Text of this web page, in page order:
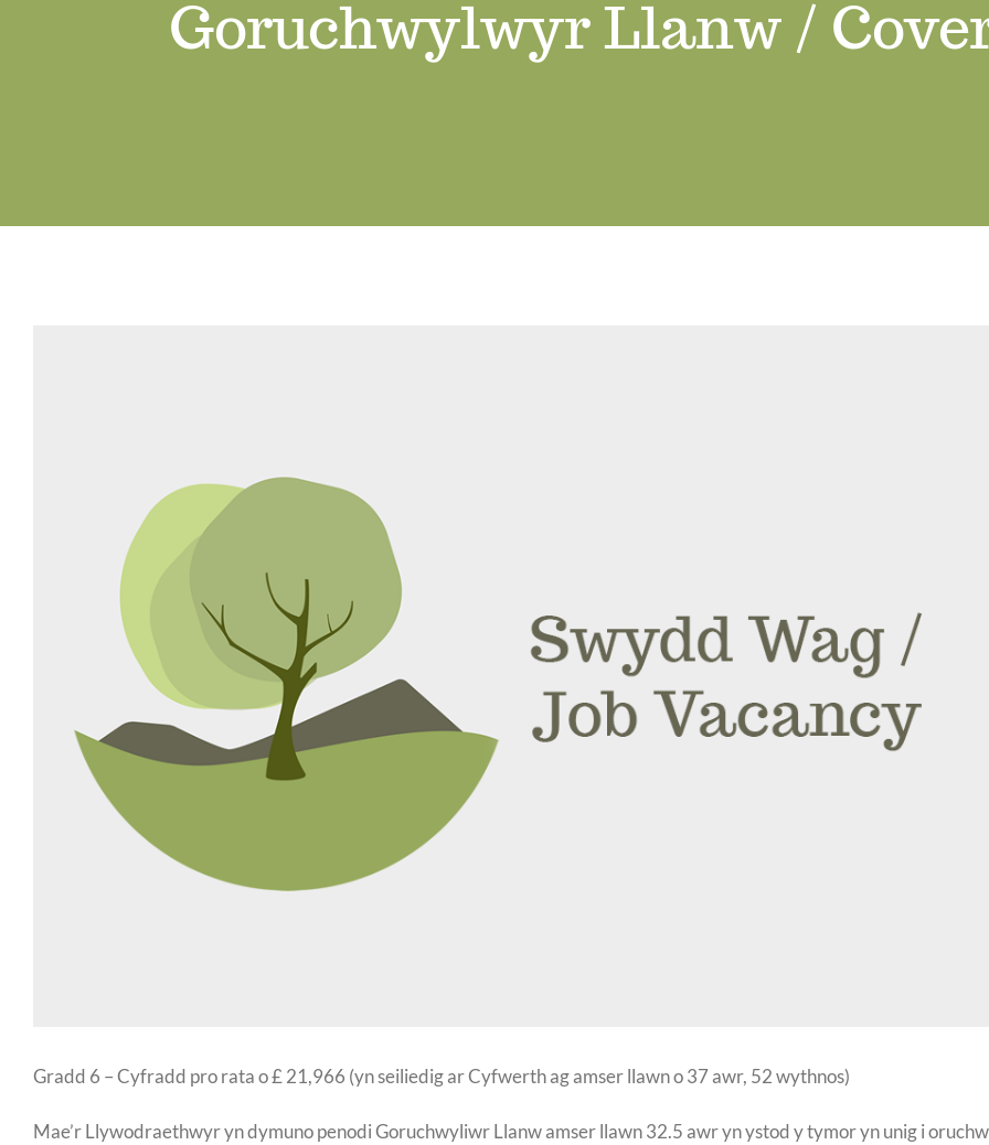
Goruchwylwyr Llanw /
Gradd 6 – Cyfradd pro rata o £ 21,966 (yn seiliedig ar Cyfwerth ag amser llawn o 37 awr, 52 wythnos)
Mae’r Llywodraethwyr yn dymuno penodi Goruchwyliwr Llanw amser llawn 32.5 awr yn ystod y tymor yn unig i